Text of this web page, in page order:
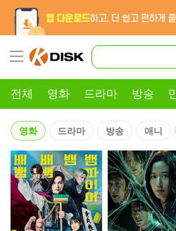
전체 영화 드라마 방송
영화 드라마 방송 애니